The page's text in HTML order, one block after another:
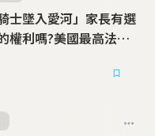
士墜入愛河」家長有選
權利嗎?美國最高法院